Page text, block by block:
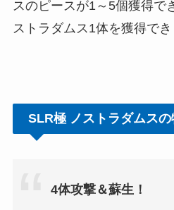
スのピースが1～5個獲得で
ストラダムス1体を獲得でき
SLR極 ノストラダムスの
4体攻撃＆蘇生！